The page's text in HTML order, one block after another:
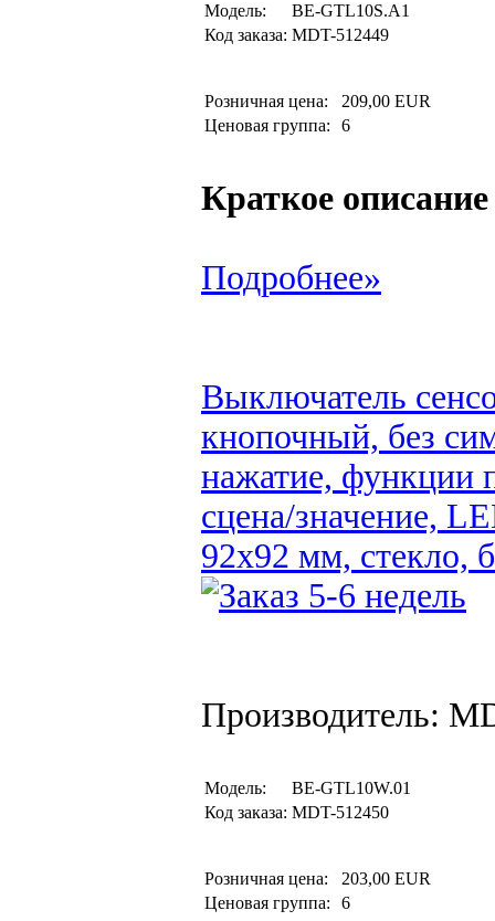
Модель:
BE-GTL10S.A1
Код заказа: MDT-512449
Розничная цена:
209,00 EUR
Ценовая группа:
6
Краткое описание
Подробнее»
Выключатель
кнопочный, без
нажатие, функции
сцена/значение,
92x92 мм, стекло,
Производитель:
Модель:
BE-GTL10W.01
Код заказа: MDT-512450
Розничная цена:
203,00 EUR
Ценовая группа:
6